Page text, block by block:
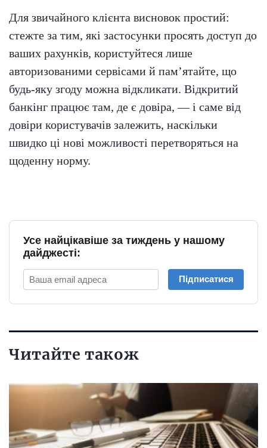
Для звичайного клієнта висновок простий:
стежте за тим, які застосунки просять доступ до
ваших рахунків, користуйтеся лише
авторизованими сервісами й памʼятайте, що
будь-яку згоду можна відкликати. Відкритий
банкінг працює там, де є довіра, — і саме від
довіри користувачів залежить, наскільки
швидко ці нові можливості перетворяться на
щоденну норму.
Усе найцікавіше за тиждень у нашому
дайджесті:
Підписатися
Читайте також